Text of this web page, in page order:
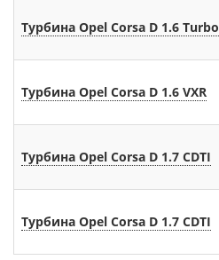
Турбина Opel Corsa D 1.6 Turbo
Турбина Opel Corsa D 1.6 VXR
Турбина Opel Corsa D 1.7 CDTI
Турбина Opel Corsa D 1.7 CDTI